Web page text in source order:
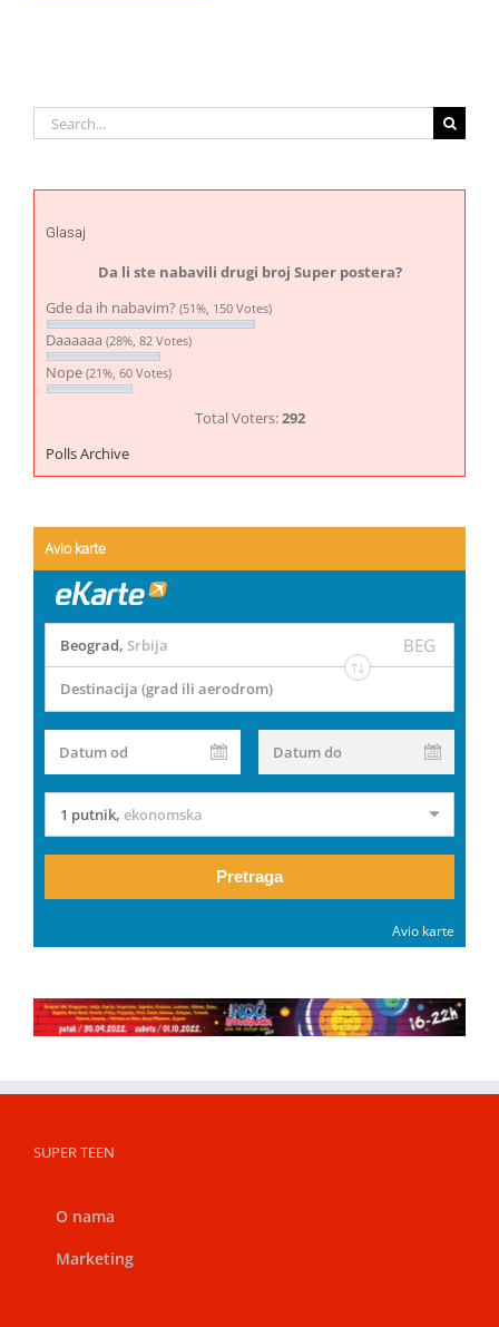
Search
for:
Glasaj
Da li ste nabavili drugi broj Super postera?
Gde da ih nabavim? (51%, 150 Votes)
Daaaaaa (28%, 82 Votes)
Nope (21%, 60 Votes)
Total Voters:292
Polls Archive
Avio karte
Beograd, Srbija BEG
Destinacija (grad ili aerodrom)
Datum od Datum do
1 putnik, ekonomska
Pretraga
Avio karte
SUPER TEEN
O nama
Marketing